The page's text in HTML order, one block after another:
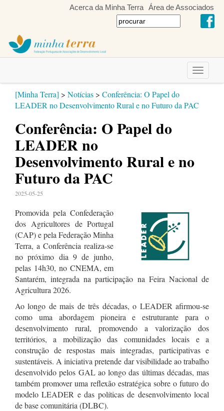
Acerca da Minha Terra Área de Associados
Toggle
[Minha Terra] > Notícias > Conferência: O Papel do
LEADER no Desenvolvimento Rural e no Futuro da PAC
Conferência: O Papel do
LEADER no
Desenvolvimento Rural e no
Futuro da PAC
2025-05-25
Promovida pela Confederação
dos Agricultores de Portugal
(CAP) e pela Federação Minha
Terra, a Conferência realiza-se
no próximo dia 9 de junho,
pelas 14h30, no CNEMA, em
Santarém, integrada na participação na Feira Nacional de
Agricultura 2026.
Ao longo de mais de três décadas, o LEADER afirmou-se
como uma abordagem pioneira e estruturante para o
desenvolvimento rural, promovendo a valorização dos
territórios, a mobilização das comunidades locais e a
construção de respostas mais integradas, participativas e
sustentáveis. A iniciativa pretende dar visibilidade ao trabalho
desenvolvido pelos GAL ao longo das últimas décadas, mas
também promover uma reflexão estratégica sobre o futuro do
modelo LEADER e das políticas de desenvolvimento local
de base comunitária (DLBC).